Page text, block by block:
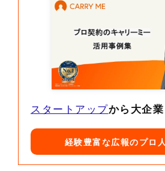
スタートアップから大企
経験豊富な広報のプロ